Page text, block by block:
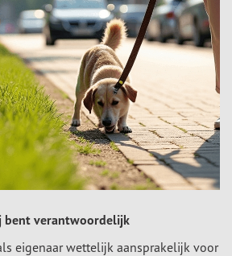
bent verantwoordelijk
eigenaar wettelijk aansprakelijk voor